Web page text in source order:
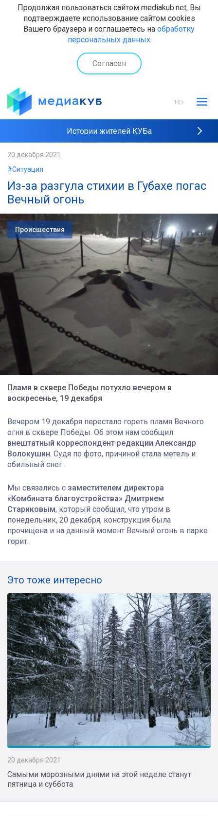
Продолжая пользоваться сайтом mediakub.net, Вы
подтверждаете использование сайтом cookies
Вашего браузера и соглашаетесь на обработку
персональных данных
Согласен
16+
Истории жителей КУБа
20 декабря 2021
#Ситуация
Из-за разгула стихии в Губахе погас
Вечный огонь
Происшествия
Пламя в сквере Победы потухло вечером в
воскресенье, 19 декабря
Вечером 19 декабря перестало гореть пламя Вечного
огня в сквере Победы. Об этом нам сообщил
внештатный корреспондент редакции Александр
Волокушин. Судя по фото, причиной стала метель и
обильный снег.
Мы связались с заместителем директора
«Комбината благоустройства» Дмитрием
Стариковым, который сообщил, что утром в
понедельник, 20 декабря, конструкция была
прочищена и на данный момент Вечный огонь в парке
горит.
Это тоже интересно
20 декабря 2021
Самыми морозными днями на этой неделе станут
пятница и суббота